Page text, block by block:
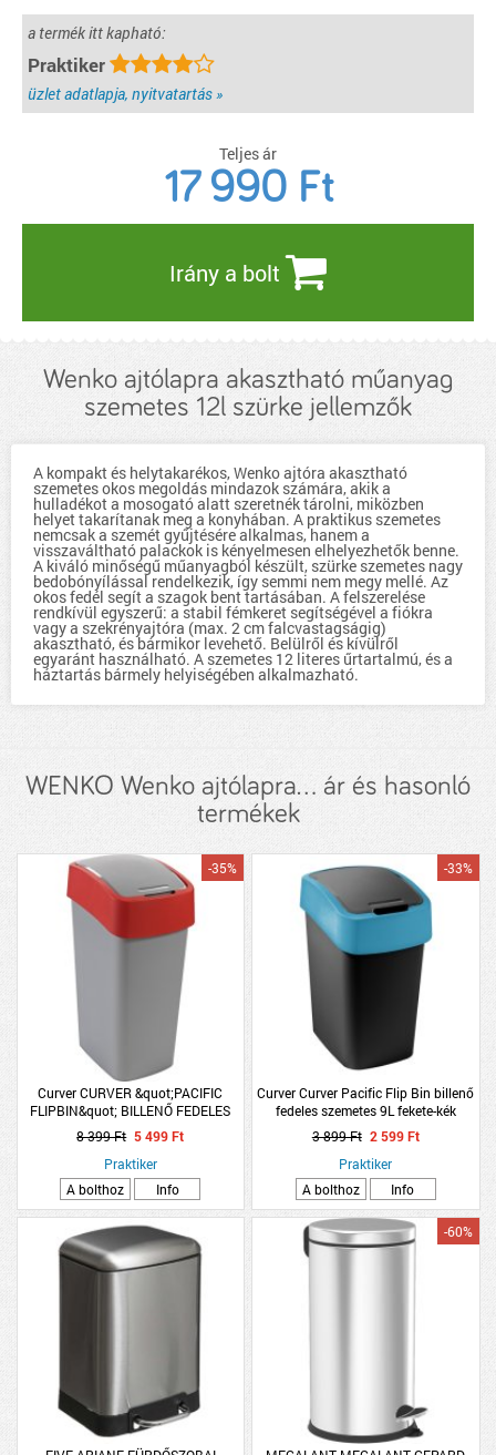
a termék itt kapható:
Praktiker
üzlet adatlapja, nyitvatartás »
Teljes ár
17 990 Ft
Irány a bolt
Wenko ajtólapra akasztható műanyag
szemetes 12l szürke jellemzők
A kompakt és helytakarékos, Wenko ajtóra akasztható
szemetes okos megoldás mindazok számára, akik a
hulladékot a mosogató alatt szeretnék tárolni, miközben
helyet takarítanak meg a konyhában. A praktikus szemetes
nemcsak a szemét gyűjtésére alkalmas, hanem a
visszaváltható palackok is kényelmesen elhelyezhetők benne.
A kiváló minőségű műanyagból készült, szürke szemetes nagy
bedobónyílással rendelkezik, így semmi nem megy mellé. Az
okos fedél segít a szagok bent tartásában. A felszerelése
rendkívül egyszerű: a stabil fémkeret segítségével a fiókra
vagy a szekrényajtóra (max. 2 cm falcvastagságig)
akasztható, és bármikor levehető. Belülről és kívülről
egyaránt használható. A szemetes 12 literes űrtartalmú, és a
háztartás bármely helyiségében alkalmazható.
WENKO Wenko ajtólapra... ár és hasonló
termékek
Curver CURVER &quot;PACIFIC
FLIPBIN&quot; BILLENŐ FEDELES
SZEMETES MŰANYAG 45L SZÜRKE-
PIROS
-35%
8 399 Ft 5 499 Ft
Praktiker
A bolthoz
Info
Curver Curver Pacific Flip Bin billenő
fedeles szemetes 9L fekete-kék
-33%
3 899 Ft 2 599 Ft
Praktiker
A bolthoz
Info
-60%